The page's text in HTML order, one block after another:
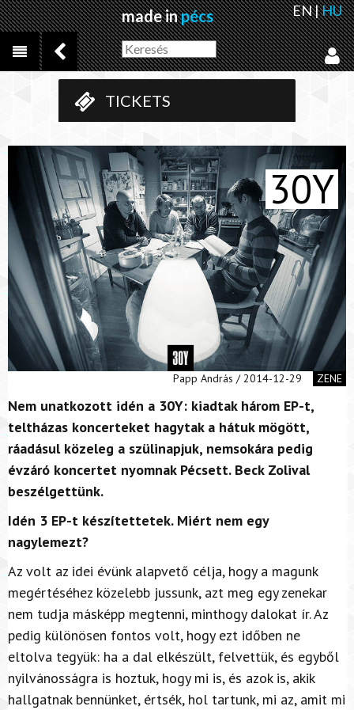
made inpécs EN|HU
TICKETS
30Y
Papp András / 2014-12-29 ZENE
Nem unatkozott idén a 30Y: kiadtak három EP-t,
teltházas koncerteket hagytak a hátuk mögött,
ráadásul közeleg a szülinapjuk, nemsokára pedig
évzáró koncertet nyomnak Pécsett. Beck Zolival
beszélgettünk.
Idén 3 EP-t készítettetek. Miért nem egy
nagylemezt?
Az volt az idei évünk alapvető célja, hogy a magunk
megértéséhez közelebb jussunk, azt meg egy zenekar
nem tudja másképp megtenni, minthogy dalokat ír. Az
pedig különösen fontos volt, hogy ezt időben ne
eltolva tegyük: ha a dal elkészült, felvettük, és egyből
nyilvánosságra is hoztuk, hogy mi is, és azok is, akik
hallgatnak bennünket, értsék, hol tartunk, mi az, amit mi